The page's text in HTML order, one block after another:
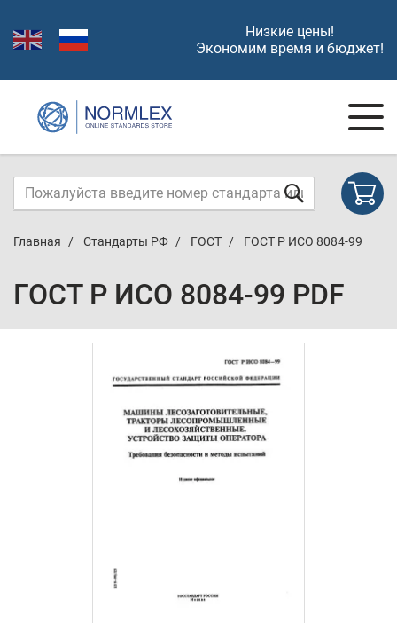
Низкие цены!
Экономим время и бюджет!
Главная Стандарты РФ ГОСТ ГОСТ Р ИСО 8084-99
ГОСТ Р ИСО 8084-99 PDF